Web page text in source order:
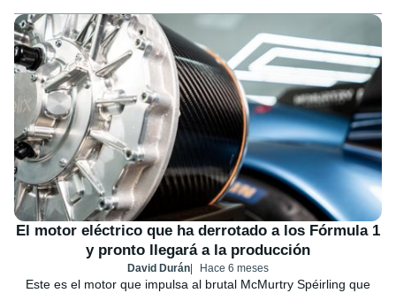
El motor eléctrico que ha derrotado a los Fórmula 1
y pronto llegará a la producción
David Durán Hace 6 meses
Este es el motor que impulsa al brutal McMurtry Spéirling que